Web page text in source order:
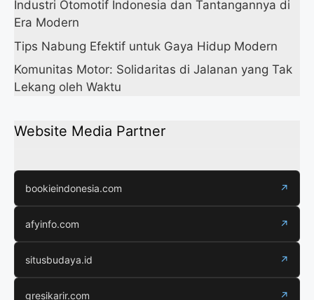
Industri Otomotif Indonesia dan Tantangannya di
Era Modern
Tips Nabung Efektif untuk Gaya Hidup Modern
Komunitas Motor: Solidaritas di Jalanan yang Tak
Lekang oleh Waktu
Website Media Partner
bookieindonesia.com ↗
afyinfo.com ↗
situsbudaya.id ↗
gresikarir.com ↗